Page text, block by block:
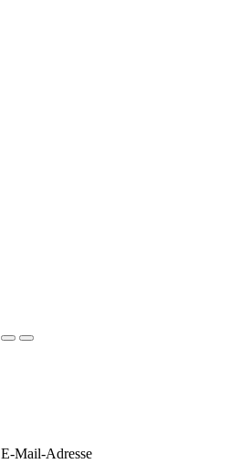
E-Mail-Adresse